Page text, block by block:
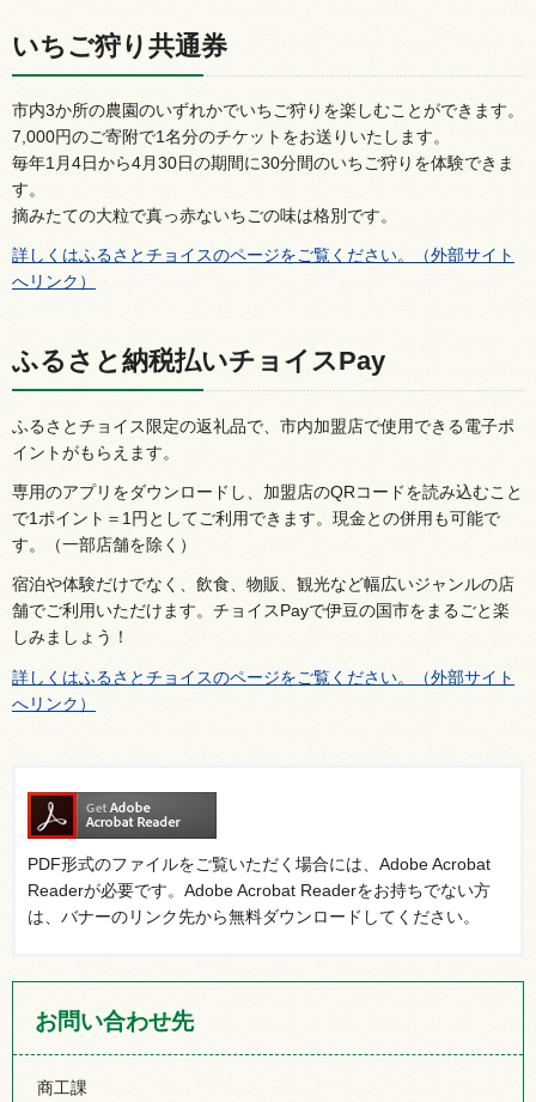
いちご狩り共通券
市内3か所の農園のいずれかでいちご狩りを楽しむことができます。
7,000円のご寄附で1名分のチケットをお送りいたします。
毎年1月4日から4月30日の期間に30分間のいちご狩りを体験できま
す。
摘みたての大粒で真っ赤ないちごの味は格別です。
詳しくはふるさとチョイスのページをご覧ください。（外部サイト
へリンク）
ふるさと納税払いチョイスPay
ふるさとチョイス限定の返礼品で、市内加盟店で使用できる電子ポ
イントがもらえます。
専用のアプリをダウンロードし、加盟店のQRコードを読み込むこと
で1ポイント＝1円としてご利用できます。現金との併用も可能で
す。（一部店舗を除く）
宿泊や体験だけでなく、飲食、物販、観光など幅広いジャンルの店
舗でご利用いただけます。チョイスPayで伊豆の国市をまるごと楽
しみましょう！
詳しくはふるさとチョイスのページをご覧ください。（外部サイト
へリンク）
PDF形式のファイルをご覧いただく場合には、Adobe Acrobat
Readerが必要です。Adobe Acrobat Readerをお持ちでない方
は、バナーのリンク先から無料ダウンロードしてください。
お問い合わせ先
商工課